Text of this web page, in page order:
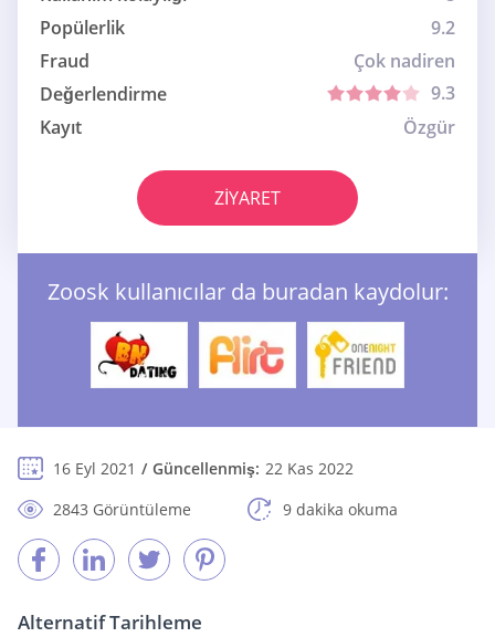
Popülerlik
9.2
Fraud
Çok nadiren
Değerlendirme
9.3
Kayıt
Özgür
ZIYARET
Zoosk kullanıcılar da buradan kaydolur:
16 Eyl 2021 Güncellenmiş: 22 Kas 2022
2843 Görüntüleme
9 dakika okuma
Alternatif Tarihleme